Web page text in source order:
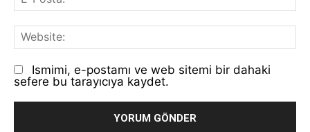
Ismimi, e-postamı ve web sitemi bir dahaki
sefere bu tarayıcıya kaydet.